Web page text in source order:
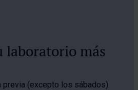
laboratorio más
previa (excepto los sábados).